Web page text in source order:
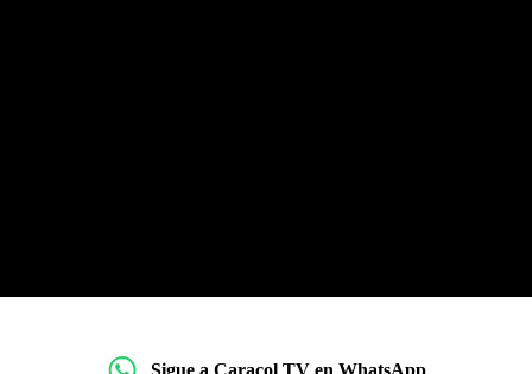
Sigue a Caracol TV en WhatsApp